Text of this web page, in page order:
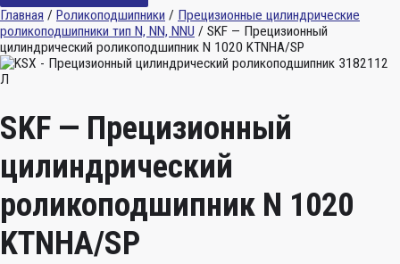
Главная / Роликоподшипники / Прецизионные цилиндрические
роликоподшипники тип N, NN, NNU / SKF — Прецизионный
цилиндрический роликоподшипник N 1020 KTNHA/SP
SKF — Прецизионный
цилиндрический
роликоподшипник N 1020
KTNHA/SP